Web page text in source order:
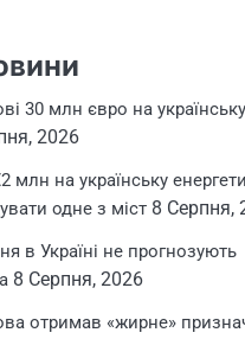
30 млн євро на українську
2026
млн на українську
одне з міст 8 Серпня,
в Україні не прогнозують
8 Серпня, 2026
отримав «жирне»